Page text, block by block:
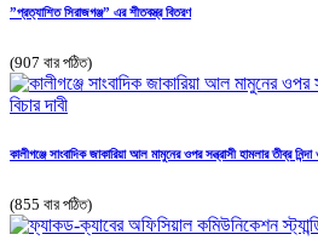
”প্রত্যাশিত সিরাজগঞ্জ” এর শীতবস্ত্র বিতরণ
(907 বার পঠিত)
কালীগঞ্জে সাংবাদিক জাকারিয়া আল মামুনের ওপর সন্ত্রাসী হামলার তীব্র
(855 বার পঠিত)